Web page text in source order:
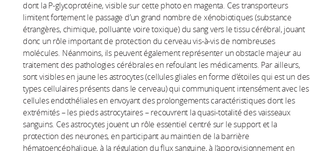
dont la P-glycoprotéine, visible sur cette photo en magenta. Ces transporteurs
limitent fortement le passage d’un grand nombre de xénobiotiques (substance
étrangères, chimique, polluante voire toxique) du sang vers le tissu cérébral, jouant
donc un rôle important de protection du cerveau vis-à-vis de nombreuses
molécules. Néanmoins, ils peuvent également représenter un obstacle majeur au
traitement des pathologies cérébrales en refoulant les médicaments. Par ailleurs,
sont visibles en jaune les astrocytes (cellules gliales en forme d’étoiles qui est un des
types cellulaires présents dans le cerveau) qui communiquent intensément avec les
cellules endothéliales en envoyant des prolongements caractéristiques dont les
extrémités – les pieds astrocytaires – recouvrent la quasi-totalité des vaisseaux
sanguins. Ces astrocytes jouent un rôle essentiel centré sur le support et la
protection des neurones, en participant au maintien de la barrière
hématoencéphalique, à la régulation du flux sanguine, à l’approvisionnement en